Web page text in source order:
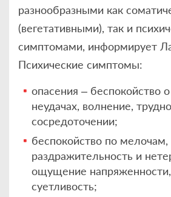
разнообразными как
(вегетативными), так и
симптомами, информирует
Психические симптомы:
опасения – беспокойство
неудачах, волнение,
сосредоточении;
беспокойство по мелочам,
раздражительность и
ощущение напряженности,
суетливость;